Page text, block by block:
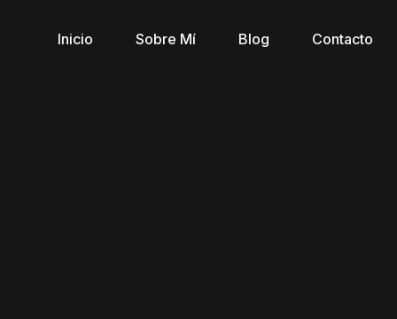
Inicio Sobre Mí Blog Contacto